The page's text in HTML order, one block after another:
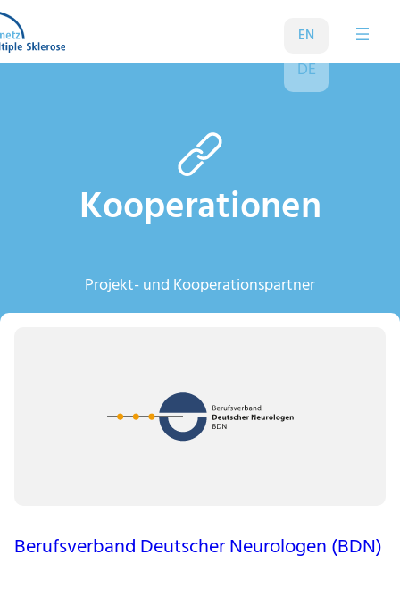
Zum
Inhalt
springen
Kooperationen
Projekt- und Kooperationspartner
Berufsverband Deutscher Neurologen (BDN)
EN
DE